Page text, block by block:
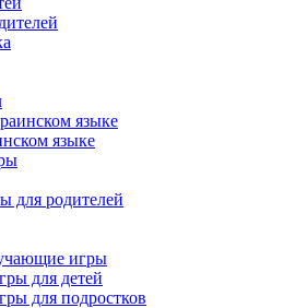
языке
языке
для родителей
игры
для детей
для подростков